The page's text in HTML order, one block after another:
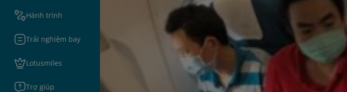
Hành trình
Trải nghiệm bay
Lotusmiles
Trợ giúp